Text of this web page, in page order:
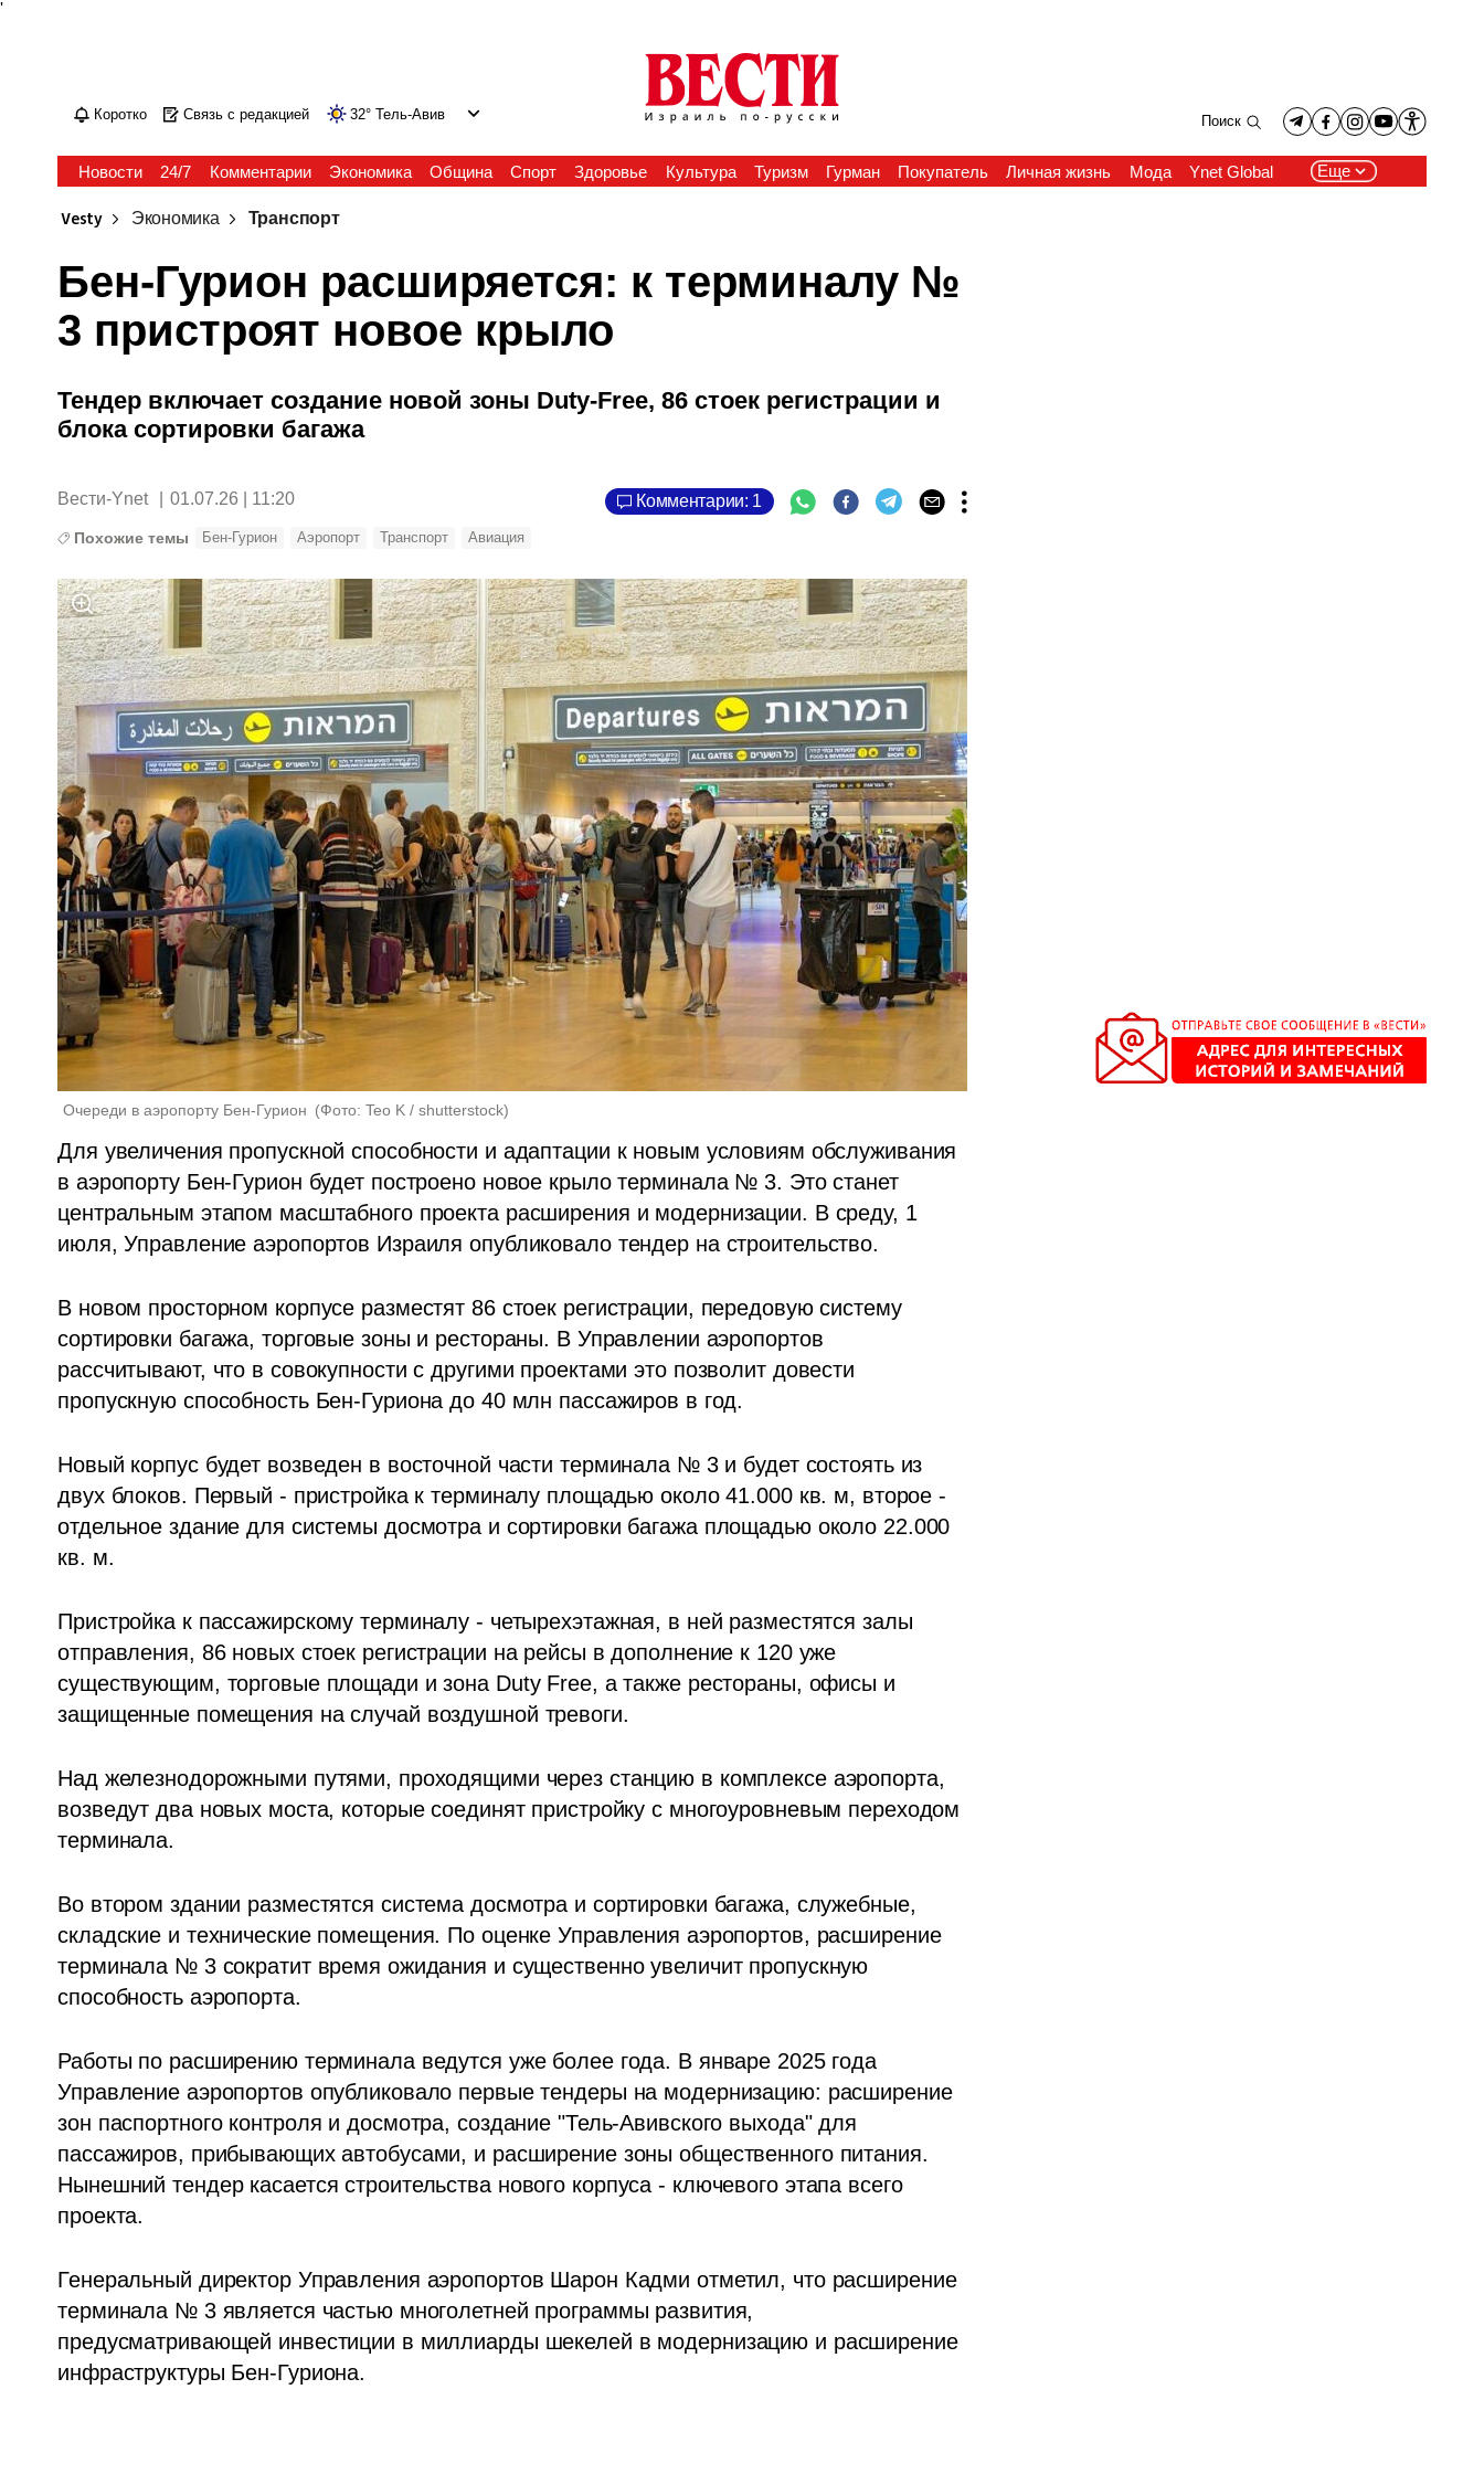
'
Коротко Связь с редакцией 32° Тель-Авив Поиск
Новости 24/7 Комментарии Экономика Община Спорт Здоровье Культура Туризм Гурман Покупатель Личная жизнь Мода Ynet Global Еще
Vesty Экономика Транспорт
Бен-Гурион расширяется: к терминалу №
3 пристроят новое крыло
Тендер включает создание новой зоны Duty-Free, 86 стоек регистрации и
блока сортировки багажа
Вести-Ynet 01.07.26 | 11:20 Комментарии: 1
Похожие темы Бен-Гурион Аэропорт Транспорт Авиация
Очереди в аэропорту Бен-Гурион (Фото: Teo K / shutterstock)
Для увеличения пропускной способности и адаптации к новым условиям обслуживания
в аэропорту Бен-Гурион будет построено новое крыло терминала № 3. Это станет
центральным этапом масштабного проекта расширения и модернизации. В среду, 1
июля, Управление аэропортов Израиля опубликовало тендер на строительство.
В новом просторном корпусе разместят 86 стоек регистрации, передовую систему
сортировки багажа, торговые зоны и рестораны. В Управлении аэропортов
рассчитывают, что в совокупности с другими проектами это позволит довести
пропускную способность Бен-Гуриона до 40 млн пассажиров в год.
Новый корпус будет возведен в восточной части терминала № 3 и будет состоять из
двух блоков. Первый - пристройка к терминалу площадью около 41.000 кв. м, второе -
отдельное здание для системы досмотра и сортировки багажа площадью около 22.000
кв. м.
Пристройка к пассажирскому терминалу - четырехэтажная, в ней разместятся залы
отправления, 86 новых стоек регистрации на рейсы в дополнение к 120 уже
существующим, торговые площади и зона Duty Free, а также рестораны, офисы и
защищенные помещения на случай воздушной тревоги.
Над железнодорожными путями, проходящими через станцию в комплексе аэропорта,
возведут два новых моста, которые соединят пристройку с многоуровневым переходом
терминала.
Во втором здании разместятся система досмотра и сортировки багажа, служебные,
складские и технические помещения. По оценке Управления аэропортов, расширение
терминала № 3 сократит время ожидания и существенно увеличит пропускную
способность аэропорта.
Работы по расширению терминала ведутся уже более года. В январе 2025 года
Управление аэропортов опубликовало первые тендеры на модернизацию: расширение
зон паспортного контроля и досмотра, создание "Тель-Авивского выхода" для
пассажиров, прибывающих автобусами, и расширение зоны общественного питания.
Нынешний тендер касается строительства нового корпуса - ключевого этапа всего
проекта.
Генеральный директор Управления аэропортов Шарон Кадми отметил, что расширение
терминала № 3 является частью многолетней программы развития,
предусматривающей инвестиции в миллиарды шекелей в модернизацию и расширение
инфраструктуры Бен-Гуриона.